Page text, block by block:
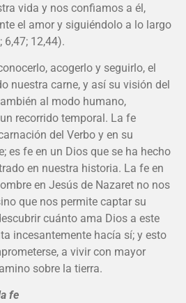
vida y nos confiamos a él,
el amor y siguiéndolo a lo largo
6,47; 12,44).
acogerlo y seguirlo, el
nuestra carne, y así su visión del
al modo humano,
recorrido temporal. La fe
del Verbo y en su
es fe en un Dios que se ha hecho
en nuestra historia. La fe en
en Jesús de Nazaret no nos
que nos permite captar su
cuánto ama Dios a este
incesantemente hacía sí; y esto
a vivir con mayor
sobre la tierra.
fe